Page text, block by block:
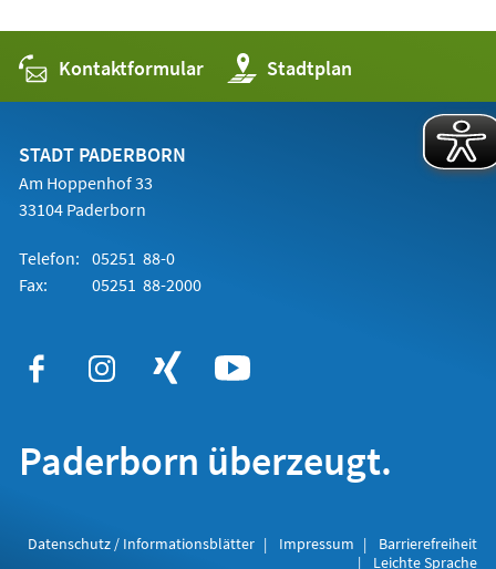
Kontaktformular Stadtplan
(Öffnet
in
einem
STADT PADERBORN
Am Hoppenhof 33
33104 Paderborn
Telefon: 05251 88-0
Fax:
05251 88-2000
Paderborn überzeugt.
Datenschutz / Informationsblätter Impressum
Barrierefreiheit
Leichte Sprache